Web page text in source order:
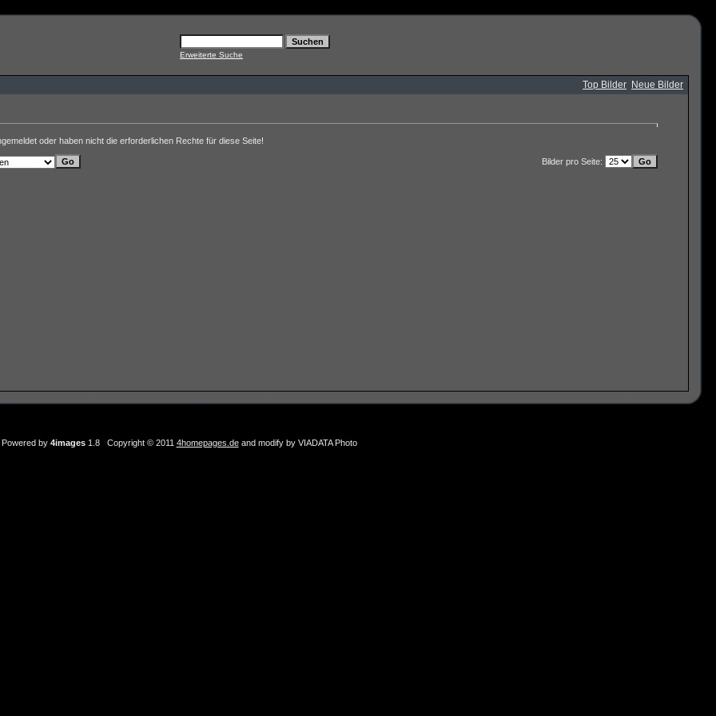
Erweiterte Suche
Top Bilder Neue Bilder
oder haben nicht die erforderlichen Rechte für diese Seite!
Bilder pro Seite:
Powered by 4images1.8 Copyright © 2011 4homepages.deand modify by VIADATA Photo